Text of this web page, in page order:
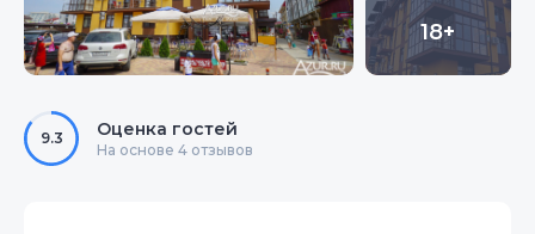
18+
9.3 Оценка гостей
На основе 4 отзывов